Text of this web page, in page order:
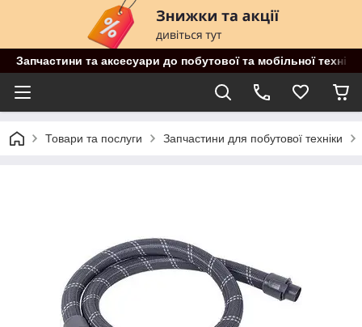
Запчастини та аксесуари до побутової та мобільної
Товари та послуги Запчастини для побутової техніки